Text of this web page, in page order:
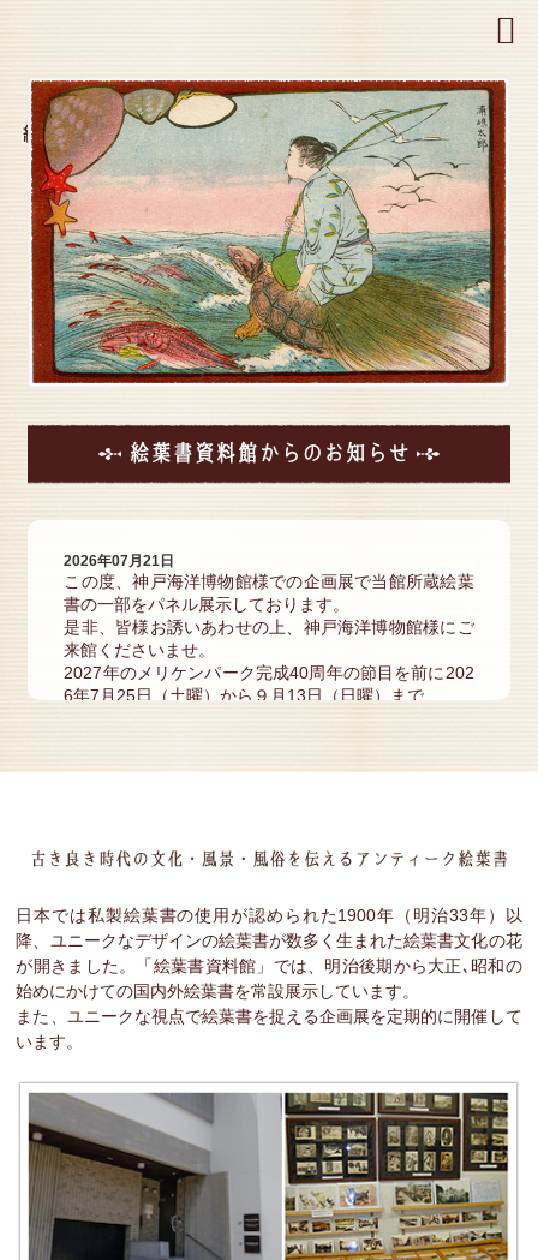
絵葉書資料館からのお知らせ
2026年07月21日
この度、神戸海洋博物館様での企画展で当館所蔵絵葉
書の一部をパネル展示しております。
是非、皆様お誘いあわせの上、神戸海洋博物館様にご
来館くださいませ。
2027年のメリケンパーク完成40周年の節目を前に202
6年7月25日（土曜）から９月13日（日曜）まで、
企画展「絵葉書と地図にみるメリケン波止場の変遷」
絵葉書資料館（垂水区）の協力を得て同館所蔵の絵葉
企画展「絵葉書と地図にみるメリケン波止場の変遷」
タイムロマン BLOG
2026年05月02日
この度、2026年度を迎え株式会社タイムロマンは、創
業25周年となる記念すべき年となります。
それに伴い、国内外でアーティストテディベア作家と
して第一線でご活躍をされていらっしゃる、
リュー・ジュン〟オートマタ部門では〝ギュスター
ブ・ヴィシー〟
の2体を加藤日砂の世界観でイメージした作品とし
て、オーダー制作を依頼する運びとなりました。
本館２階コーナーに展示中。是非お誘いあわせの上ご
来館くださいませ。
詳しくはこちらから
日本では私製絵葉書の使用が認められた1900年（明治33年）以
降、ユニークなデザインの絵葉書が数多く生まれた絵葉書文化の花
が開きました。「絵葉書資料館」では、明治後期から大正､昭和の
始めにかけての国内外絵葉書を常設展示しています。
また、ユニークな視点で絵葉書を捉える企画展を定期的に開催して
います。